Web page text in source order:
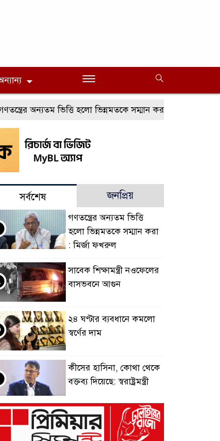
অন্যতম ভিত্তি হলো ভিন্নমতকে সম্মান করা : মির্জা ফখরুল
সর্বশেষ জনপ্রিয়
গণতন্ত্রের অন্যতম ভিত্তি
হলো ভিন্নমতকে সম্মান করা
: মির্জা ফখরুল
সাবেক শিক্ষামন্ত্রী নওফেলের
বাসভবনে আগুন
২৪ ঘণ্টার ব্যবধানে কমলো
স্বর্ণের দাম
কীসের হাসিনা, কোথা থেকে
বক্তব্য দিয়েছে: স্বরাষ্ট্রমন্ত্রী
সিলেটে দুই বাসের মুখোমুখি
সংঘর্ষ, নিহত ৯